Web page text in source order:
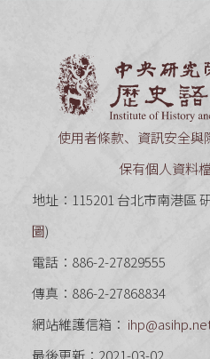
使用者條款、資訊安全與
保有個人資料
地址：115201 台北市南港區
圖)
電話：886-2-27829555
傳真：886-2-27868834
網站維護信箱：
最後更新：2021-03-02